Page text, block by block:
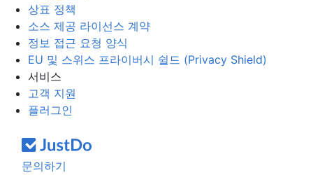
상표 정책
소스 제공 라이선스 계약
정보 접근 요청 양식
EU 및 스위스 프라이버시 쉴드 (Privacy Shield)
서비스
고객 지원
플러그인
문의하기